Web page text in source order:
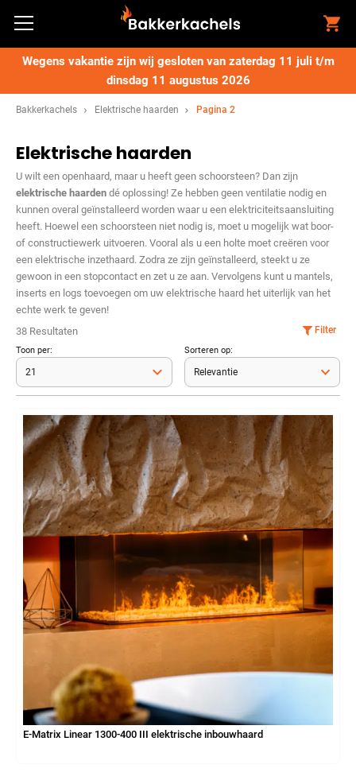
Wegens vakantie zijn wij gesloten van zaterdag 11 juli t/m
dinsdag 11 augustus 2026
Bakkerkachels Elektrische haarden Pagina 2
Elektrische haarden
U wilt een openhaard, maar u heeft geen schoorsteen? Dan zijn
elektrische haarden dé oplossing! Ze hebben geen ventilatie nodig en
kunnen overal geïnstalleerd worden waar u een elektriciteitsaansluiting
heeft. Hoewel een schoorsteen niet nodig is, moet u mogelijk wat boor-
of constructiewerk uitvoeren. Vooral als u een holte moet creëren voor
een elektrische inzethaard. Zodra ze zijn geïnstalleerd, steekt u ze
gewoon in een stopcontact en zet u ze aan. Vervolgens kunt u mantels,
inserts en logs toevoegen om uw elektrische haard het uiterlijk van het
echte werk te geven!
38 Resultaten
Filter
Toon per: Sorteren op:
E-Matrix Linear 1300-400 III elektrische inbouwhaard